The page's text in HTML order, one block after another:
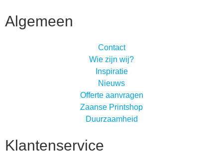
Algemeen
Contact
Wie zijn wij?
Inspiratie
Nieuws
Offerte aanvragen
Zaanse Printshop
Duurzaamheid
Klantenservice